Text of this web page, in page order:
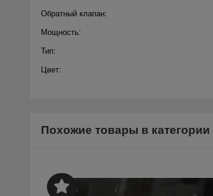
Обратный клапан:
Мощность:
Тип:
Цвет:
Похожие товары в категории